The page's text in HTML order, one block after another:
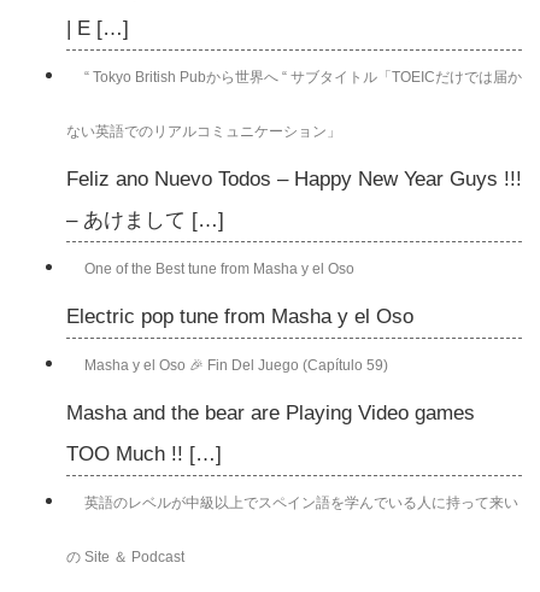
| E […]
“ Tokyo British Pubから世界へ “ サブタイトル「TOEICだけでは届か
ない英語でのリアルコミュニケーション」
Feliz ano Nuevo Todos – Happy New Year Guys !!!
– あけまして […]
One of the Best tune from Masha y el Oso
Electric pop tune from Masha y el Oso
Masha y el Oso 🎉 Fin Del Juego (Capítulo 59)
Masha and the bear are Playing Video games
TOO Much !! […]
英語のレベルが中級以上でスペイン語を学んでいる人に持って来い
の Site ＆ Podcast